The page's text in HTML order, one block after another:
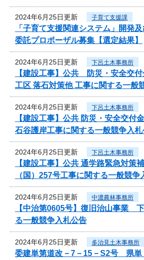
2024年6月25日更新 子育て支援課
「子育て支援関連システム」開発
委託プロポーザル募集【選定結果】
2024年6月25日更新 下呂土木事務所
【建設工事】公共 防災・安全交
工区 落石対策他 工事に関する一般
2024年6月25日更新 下呂土木事務所
【建設工事】公共 防災・安全交
石谷護岸工事に関する一般競争入
2024年6月25日更新 下呂土木事務所
【建設工事】公共 通学路緊急対策
（国）257号工事に関する一般競争
2024年6月25日更新 中濃農林事務所
【中治第0605号】復旧治山事業
る一般競争入札公告
2024年6月25日更新 多治見土木事務所
委建単第道改－7－15－S2号 県